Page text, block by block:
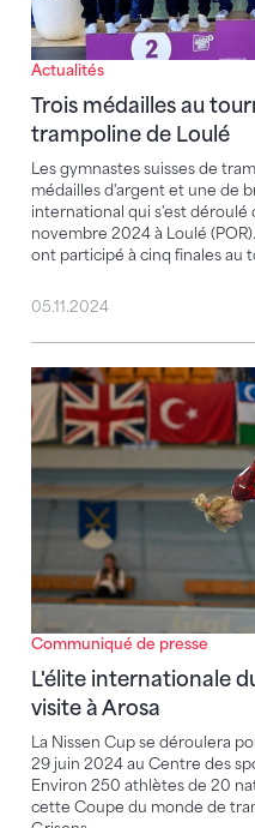
Actualités
Trois médailles au
trampoline de Loulé
Les gymnastes suisses de
médailles d'argent et une de
international qui s'est déroulé
novembre 2024 à Loulé
ont participé à cinq finales au
05.11.2024
Communiqué de presse
L'élite internationale
visite à Arosa
La Nissen Cup se déroulera
29 juin 2024 au Centre des
Environ 250 athlètes de 20
cette Coupe du monde de
L'élite internationale du